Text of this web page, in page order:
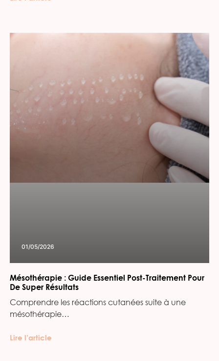
01/05/2026
Mésothérapie : Guide Essentiel Post-Traitement Pour
De Super Résultats
Comprendre les réactions cutanées suite à une
mésothérapie…
Lire l’article